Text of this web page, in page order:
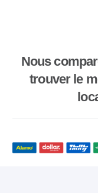
Nous
trouver le